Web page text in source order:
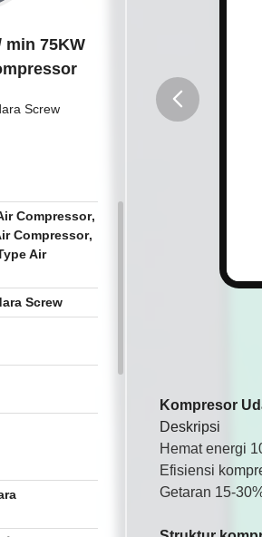
min 75KW
Screw
Compressor,
Compressor,
Air
Screw
Kompresor
Deskripsi
Hemat energi
Efisiensi
Getaran 15-